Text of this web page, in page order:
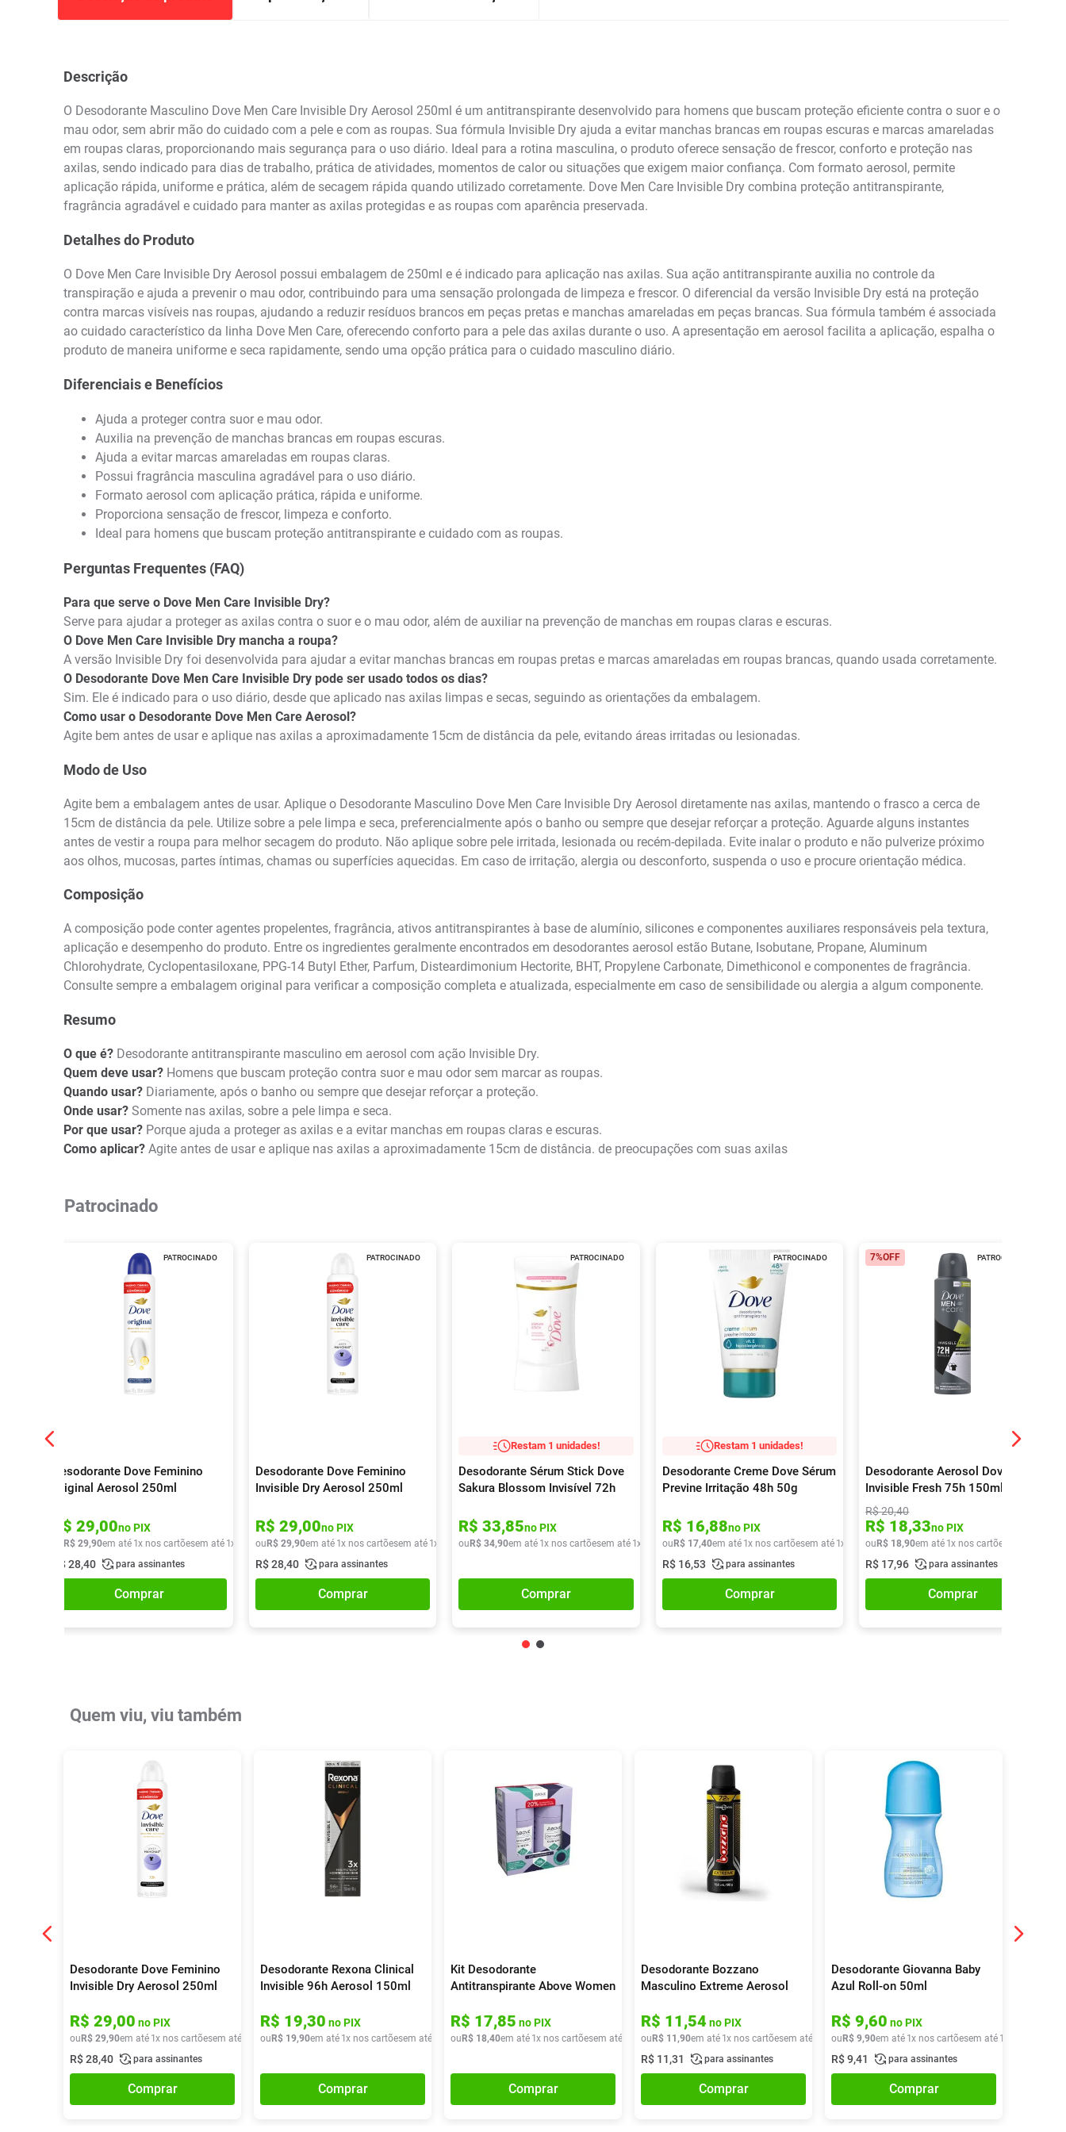
Descrição
O Desodorante Masculino Dove Men Care Invisible Dry Aerosol 250ml é um antitranspirante desenvolvido para homens que buscam proteção eficiente contra o suor e o
mau odor, sem abrir mão do cuidado com a pele e com as roupas. Sua fórmula Invisible Dry ajuda a evitar manchas brancas em roupas escuras e marcas amareladas
em roupas claras, proporcionando mais segurança para o uso diário. Ideal para a rotina masculina, o produto oferece sensação de frescor, conforto e proteção nas
axilas, sendo indicado para dias de trabalho, prática de atividades, momentos de calor ou situações que exigem maior confiança. Com formato aerosol, permite
aplicação rápida, uniforme e prática, além de secagem rápida quando utilizado corretamente. Dove Men Care Invisible Dry combina proteção antitranspirante,
fragrância agradável e cuidado para manter as axilas protegidas e as roupas com aparência preservada.
Detalhes do Produto
O Dove Men Care Invisible Dry Aerosol possui embalagem de 250ml e é indicado para aplicação nas axilas. Sua ação antitranspirante auxilia no controle da
transpiração e ajuda a prevenir o mau odor, contribuindo para uma sensação prolongada de limpeza e frescor. O diferencial da versão Invisible Dry está na proteção
contra marcas visíveis nas roupas, ajudando a reduzir resíduos brancos em peças pretas e manchas amareladas em peças brancas. Sua fórmula também é associada
ao cuidado característico da linha Dove Men Care, oferecendo conforto para a pele das axilas durante o uso. A apresentação em aerosol facilita a aplicação, espalha o
produto de maneira uniforme e seca rapidamente, sendo uma opção prática para o cuidado masculino diário.
Diferenciais e Benefícios
Ajuda a proteger contra suor e mau odor.
Auxilia na prevenção de manchas brancas em roupas escuras.
Ajuda a evitar marcas amareladas em roupas claras.
Possui fragrância masculina agradável para o uso diário.
Formato aerosol com aplicação prática, rápida e uniforme.
Proporciona sensação de frescor, limpeza e conforto.
Ideal para homens que buscam proteção antitranspirante e cuidado com as roupas.
Perguntas Frequentes (FAQ)
Para que serve o Dove Men Care Invisible Dry?
Serve para ajudar a proteger as axilas contra o suor e o mau odor, além de auxiliar na prevenção de manchas em roupas claras e escuras.
O Dove Men Care Invisible Dry mancha a roupa?
A versão Invisible Dry foi desenvolvida para ajudar a evitar manchas brancas em roupas pretas e marcas amareladas em roupas brancas, quando usada corretamente.
O Desodorante Dove Men Care Invisible Dry pode ser usado todos os dias?
Sim. Ele é indicado para o uso diário, desde que aplicado nas axilas limpas e secas, seguindo as orientações da embalagem.
Como usar o Desodorante Dove Men Care Aerosol?
Agite bem antes de usar e aplique nas axilas a aproximadamente 15cm de distância da pele, evitando áreas irritadas ou lesionadas.
Modo de Uso
Agite bem a embalagem antes de usar. Aplique o Desodorante Masculino Dove Men Care Invisible Dry Aerosol diretamente nas axilas, mantendo o frasco a cerca de
15cm de distância da pele. Utilize sobre a pele limpa e seca, preferencialmente após o banho ou sempre que desejar reforçar a proteção. Aguarde alguns instantes
antes de vestir a roupa para melhor secagem do produto. Não aplique sobre pele irritada, lesionada ou recém-depilada. Evite inalar o produto e não pulverize próximo
aos olhos, mucosas, partes íntimas, chamas ou superfícies aquecidas. Em caso de irritação, alergia ou desconforto, suspenda o uso e procure orientação médica.
Composição
A composição pode conter agentes propelentes, fragrância, ativos antitranspirantes à base de alumínio, silicones e componentes auxiliares responsáveis pela textura,
aplicação e desempenho do produto. Entre os ingredientes geralmente encontrados em desodorantes aerosol estão Butane, Isobutane, Propane, Aluminum
Chlorohydrate, Cyclopentasiloxane, PPG-14 Butyl Ether, Parfum, Disteardimonium Hectorite, BHT, Propylene Carbonate, Dimethiconol e componentes de fragrância.
Consulte sempre a embalagem original para verificar a composição completa e atualizada, especialmente em caso de sensibilidade ou alergia a algum componente.
Resumo
O que é? Desodorante antitranspirante masculino em aerosol com ação Invisible Dry.
Quem deve usar? Homens que buscam proteção contra suor e mau odor sem marcar as roupas.
Quando usar? Diariamente, após o banho ou sempre que desejar reforçar a proteção.
Onde usar? Somente nas axilas, sobre a pele limpa e seca.
Por que usar? Porque ajuda a proteger as axilas e a evitar manchas em roupas claras e escuras.
Como aplicar? Agite antes de usar e aplique nas axilas a aproximadamente 15cm de distância. de preocupações com suas axilas
Patrocinado
PATROCINADO
Desodorante Dove Feminino
Original Aerosol 250ml
R$ 29,00no PIX
R$ 29,90em até 1x nos cartõesem até 1x de R$ 29,90
R$ 28,40 para assinantes
Comprar
PATROCINADO
Desodorante Dove Feminino
Invisible Dry Aerosol 250ml
R$ 29,00no PIX
ou R$ 29,90em até 1x nos cartõesem até 1x de R$ 29,90
R$28,40 para assinantes
Comprar
PATROCINADO
Restam 1 unidades!
Desodorante Sérum Stick Dove
Sakura Blossom Invisível 72h
R$ 33,85no PIX
ou R$ 34,90em até 1x nos cartõesem até 1x de R$ 34,90
Comprar
PATROCINADO
Restam 1 unidades!
Desodorante Creme Dove Sérum
Previne Irritação 48h 50g
R$ 16,88no PIX
ou R$ 17,40em até 1x nos cartõesem até 1x de R$ 17,40
R$ 16,53 para assinantes
Comprar
PATROCINADO
7%OFF
Desodorante Aerosol Dove Men
Invisible Fresh 75h 150ml
R$20,40
R$ 18,33no PIX
ou R$ 18,90em até 1x nos cartões
R$ 17,96 para assinantes
Comprar
Quem viu, viu também
Desodorante Dove Feminino
Invisible Dry Aerosol 250ml
R$ 29,00 no PIX
ou R$ 29,90em até 1x nos cartõesem até x deR$ 29,90
R$28,40 para assinantes
Comprar
Desodorante Rexona Clinical
Invisible 96h Aerosol 150ml
R$ 19,30 no PIX
ou R$ 19,90em até 1x nos cartõesem até x deR$ 19,90
Comprar
Kit Desodorante
Antitranspirante Above Women
2 Unidades Com 50ml Cada
R$ 17,85 no PIX
ou R$ 18,40em até 1x nos cartõesem até x deR$ 18, 40
Comprar
Desodorante Bozzano
Masculino Extreme Aerosol
R$ 11,54 no PIX
ou R$ 11 ,90em até 1x nos cartõesem até x deR$ 11,90
R$ 11,31 para assinantes
Comprar
Desodorante Giovanna Baby
Azul Roll-on 50ml
R$ 9,60 no PIX
ou R$ 9,90em até 1x nos cartõesem até 1
R$9,41 para assinantes
Comprar